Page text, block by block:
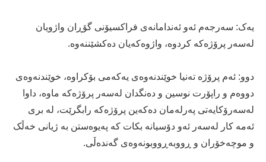
یەک: سەرجەم ئەو ئەندامانەی فراکسیۆنی گۆڕان واژویان
لەسەر پرۆژەکە کردوە، واژوەکەیان دەکشێننەوە.
دوو: ئەم پرۆژە تەنیا خوێندنەوەی یەکەمی بۆکراوە، خوێندنەوەی
دووەم و راپۆرت نوسین و دەنگدان لەسەر پرۆژەکە ماوە، داوا
لەسەرۆکایەتی پەرلەمان دەکەین پرۆژەکە رابگرێت، لە بری
ئەمە کار لەسەر ئەو دۆسیانە بکات کە پەیوەستن بە ژیانی خەڵک
و موچەخۆران و ڕووبەڕووبونەوەی گەندەڵی.